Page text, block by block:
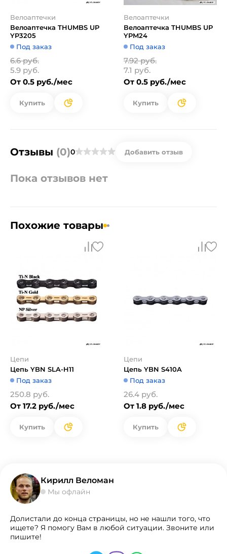
Велоаптечки
Велоаптечка THUMBS UP
YP3205
Под заказ
6.6 руб.
5.9 руб.
От 0.5 руб./мес
Купить
Велоаптечки
Велоаптечка THUMBS UP
YPM24
Под заказ
7.92 руб.
7.1 руб.
От 0.5 руб./мес
Купить
Отзывы (0)0 Добавить отзыв
Пока отзывов нет
Похожие товары
Цепи
Цепь YBN SLA-H11
Под заказ
250.8 руб.
От 17.2 руб./мес
Купить
Цепи
Цепь YBN S410A
Под заказ
26.4 руб.
От 1.8 руб./мес
Купить
Кирилл Веломан
Мы офлайн
Долистали до конца страницы, но не нашли того, что
ищете? Я помогу Вам в любой ситуации. Звоните или
пишите!